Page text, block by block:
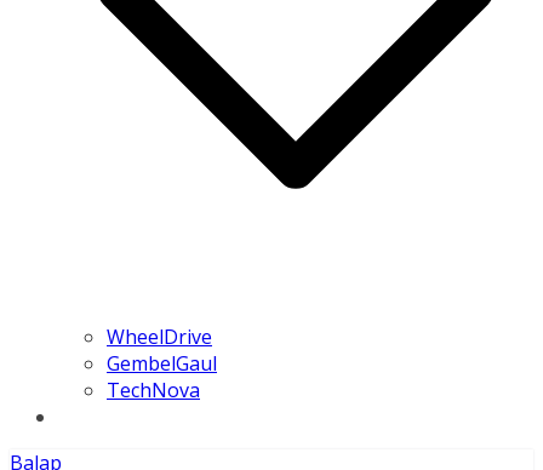
WheelDrive
GembelGaul
TechNova
Balap